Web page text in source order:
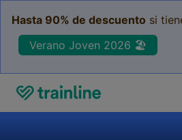
Hasta 90% de descuento si
Verano Joven 2026 🏖️